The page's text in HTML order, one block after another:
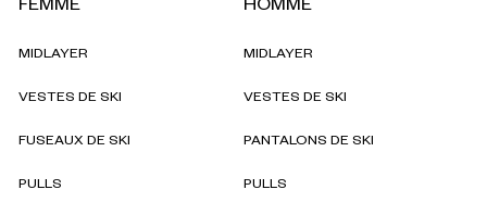
MIDLAYER
VESTES DE SKI
FUSEAUX DE SKI
PULLS
MIDLAYER
VESTES DE SKI
PANTALONS DE SKI
PULLS